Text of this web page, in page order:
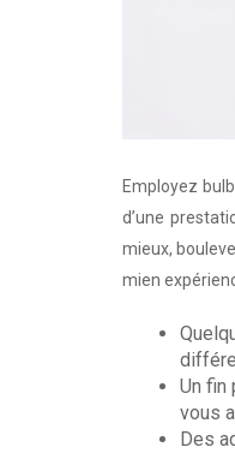
Employez
d’une
mieux,
mien
Un fin
vous
Des